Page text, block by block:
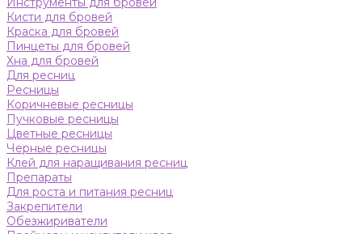
Кисти для бровей
Краска для бровей
Пинцеты для бровей
Хна для бровей
Для ресниц
Ресницы
Коричневые ресницы
Пучковые ресницы
Цветные ресницы
Черные ресницы
Клей для наращивания ресниц
Препараты
Для роста и питания ресниц
Закрепители
Обезжириватели